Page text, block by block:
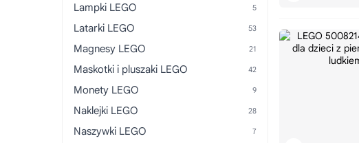
Lampki LEGO
Latarki LEGO
Magnesy LEGO
Maskotki i pluszaki LEGO
Monety LEGO
Naklejki LEGO
Naszywki LEGO